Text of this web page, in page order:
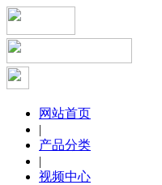
网站首页
|
产品分类
|
视频中心